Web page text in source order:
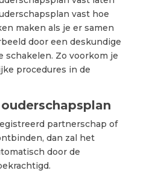
vast hoe
maken als je er samen
door een deskundige
schakelen. Zo voorkom je
procedures in de
partnerschap of
dan zal het
door de